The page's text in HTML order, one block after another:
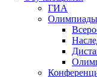
ГИА
Олимпиады